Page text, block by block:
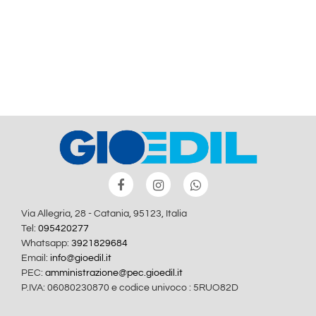
Via Allegria, 28 - Catania, 95123, Italia
Tel: 095420277
Whatsapp: 3921829684
Email: info@gioedil.it
PEC: amministrazione@pec.gioedil.it
P.IVA: 06080230870 e codice univoco : 5RUO82D